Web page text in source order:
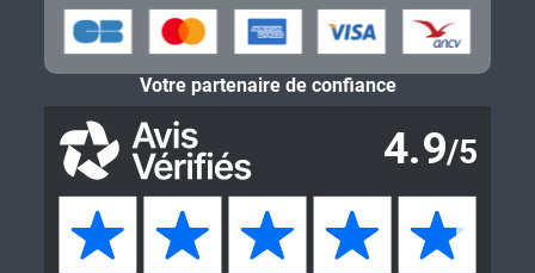
Votre partenaire de confiance